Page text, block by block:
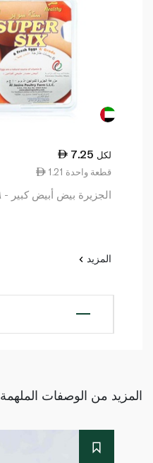
7.25 لكل
1.21 قطعة واحدة
الجزيرة بيض أبيض كبير - ٦ حبات
المزيد
المزيد من الوصفات الملهمة